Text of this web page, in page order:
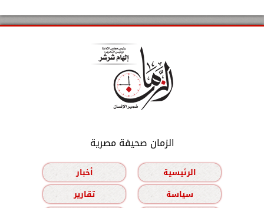
الزمان صحيفة مصرية
الرئيسية
أخبار
سياسة
تقارير